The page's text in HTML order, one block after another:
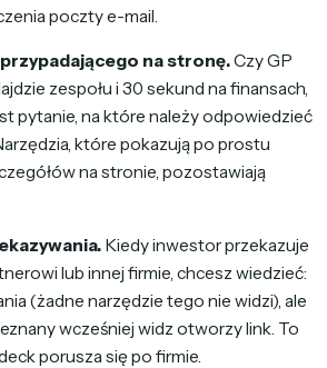
poczty e-mail.
na stronę.Czy GP
zespołu i 30 sekund na finansach,
pytanie, na które należy odpowiedzieć
które pokazują po prostu
na stronie, pozostawiają
Kiedy inwestor przekazuje
lub innej firmie, chcesz wiedzieć:
(żadne narzędzie tego nie widzi), ale
wcześniej widz otworzy link. To
porusza się po firmie.